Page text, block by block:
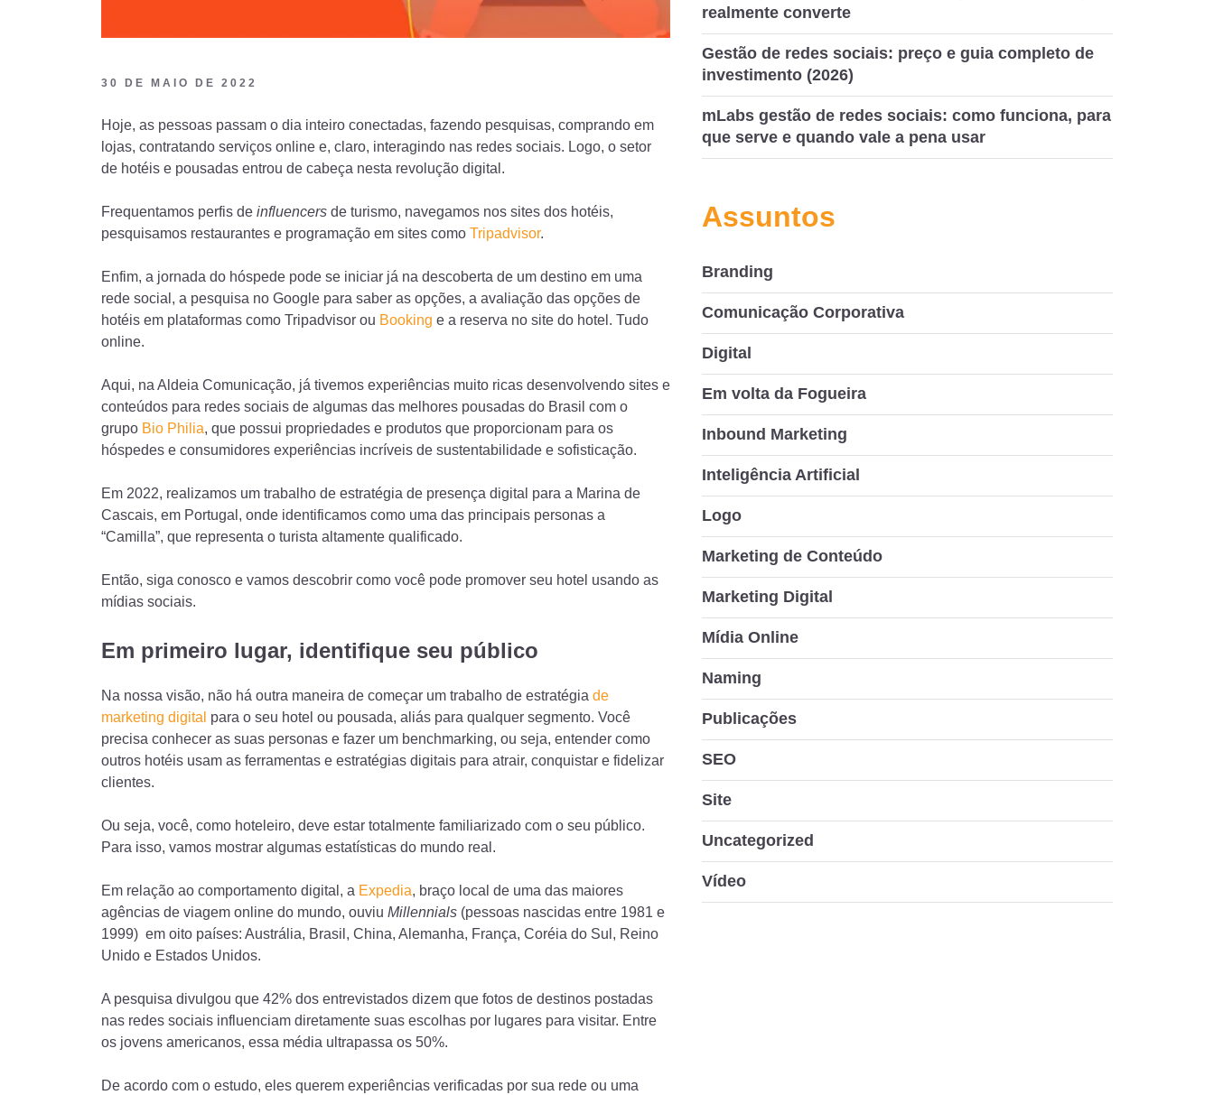
30 DE MAIO DE 2022
Hoje, as pessoas passam o dia inteiro conectadas, fazendo pesquisas, comprando em
lojas, contratando serviços online e, claro, interagindo nas redes sociais. Logo, o setor
de hotéis e pousadas entrou de cabeça nesta revolução digital.
Frequentamos perfis de influencers de turismo, navegamos nos sites dos hotéis,
pesquisamos restaurantes e programação em sites como Tripadvisor.
Enfim, a jornada do hóspede pode se iniciar já na descoberta de um destino em uma
rede social, a pesquisa no Google para saber as opções, a avaliação das opções de
hotéis em plataformas como Tripadvisor ou Booking e a reserva no site do hotel. Tudo
online.
Aqui, na Aldeia Comunicação, já tivemos experiências muito ricas desenvolvendo sites e
conteúdos para redes sociais de algumas das melhores pousadas do Brasil com o
grupo Bio Philia, que possui propriedades e produtos que proporcionam para os
hóspedes e consumidores experiências incríveis de sustentabilidade e sofisticação.
Em 2022, realizamos um trabalho de estratégia de presença digital para a Marina de
Cascais, em Portugal, onde identificamos como uma das principais personas a
“Camilla”, que representa o turista altamente qualificado.
Então, siga conosco e vamos descobrir como você pode promover seu hotel usando as
mídias sociais.
Em primeiro lugar, identifique seu público
Na nossa visão, não há outra maneira de começar um trabalho de estratégia de
marketing digital para o seu hotel ou pousada, aliás para qualquer segmento. Você
precisa conhecer as suas personas e fazer um benchmarking, ou seja, entender como
outros hotéis usam as ferramentas e estratégias digitais para atrair, conquistar e fidelizar
clientes.
Ou seja, você, como hoteleiro, deve estar totalmente familiarizado com o seu público.
Para isso, vamos mostrar algumas estatísticas do mundo real.
Em relação ao comportamento digital, a Expedia, braço local de uma das maiores
agências de viagem online do mundo, ouviu Millennials (pessoas nascidas entre 1981 e
1999) em oito países: Austrália, Brasil, China, Alemanha, França, Coréia do Sul, Reino
Unido e Estados Unidos.
A pesquisa divulgou que 42% dos entrevistados dizem que fotos de destinos postadas
nas redes sociais influenciam diretamente suas escolhas por lugares para visitar. Entre
os jovens americanos, essa média ultrapassa os 50%.
De acordo com o estudo, eles querem experiências verificadas por sua rede ou uma
realmente converte
Gestão de redes sociais: preço e guia completo de
investimento (2026)
mLabs gestão de redes sociais: como funciona, para
que serve e quando vale a pena usar
Assuntos
Branding
Comunicação Corporativa
Digital
Em volta da Fogueira
Inbound Marketing
Inteligência Artificial
Logo
Marketing de Conteúdo
Marketing Digital
Mídia Online
Naming
Publicações
SEO
Site
Uncategorized
Vídeo